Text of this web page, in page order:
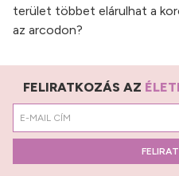
terület többet elárulhat a
az arcodon?
FELIRATKOZÁS AZ